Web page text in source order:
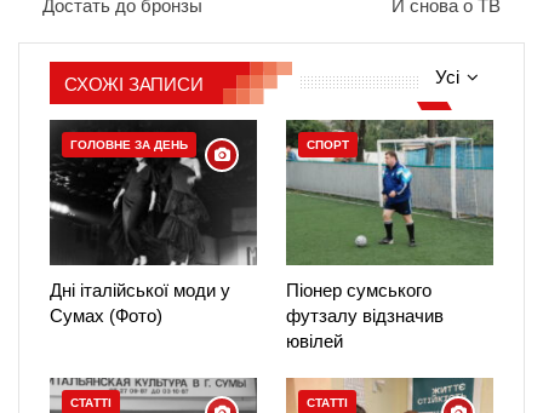
Достать до бронзы И снова о ТВ
Усі
СХОЖІ ЗАПИСИ
ГОЛОВНЕ ЗА ДЕНЬ
Дні італійської моди у
Сумах (Фото)
СПОРТ
Піонер сумського
футзалу відзначив
ювілей
СТАТТІ СТАТТІ